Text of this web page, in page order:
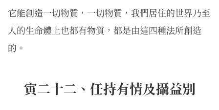
它能創造一切物質，一切物質，我們居住的世界乃至
人的生命體上也都有物質，都是由這四種法所創造
的。
寅二十二、任持有情及攝益別